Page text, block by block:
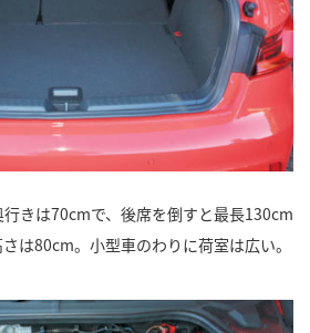
きは70cmで、後席を倒すと最長130cm
は80cm。小型車のわりに荷室は広い。